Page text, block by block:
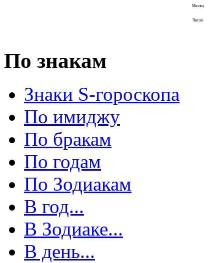
Месяц
Число
По знакам
Знаки S-гороскопа
По имиджу
По бракам
По годам
По Зодиакам
В год...
В Зодиаке...
В день...